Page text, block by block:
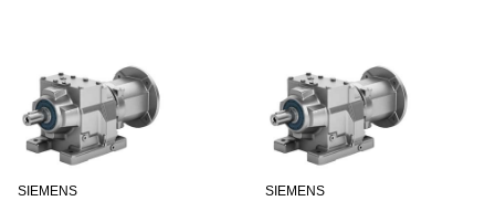
SIEMENS SIEMENS